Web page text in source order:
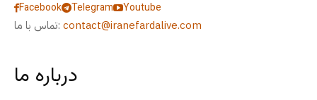
Facebook Telegram
Youtube
تماس با ما: contact@iranefardalive.com
درباره ما